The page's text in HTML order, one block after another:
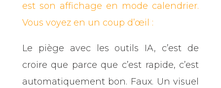
est son affichage en mode calendrier.
Vous voyez en un coup d’œil :
Le piège avec les outils IA, c’est de
croire que parce que c’est rapide, c’est
automatiquement bon. Faux. Un visuel